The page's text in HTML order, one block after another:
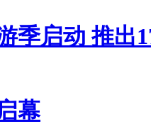
季启动 推出
幕